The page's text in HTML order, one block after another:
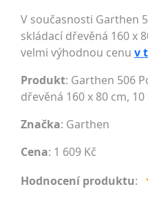
V současnosti Garthen
skládací dřevěná 160 x
velmi výhodnou cenu v
Produkt: Garthen 506
dřevěná 160 x 80 cm, 10
Značka: Garthen
Cena: 1 609 Kč
Hodnocení produktu: